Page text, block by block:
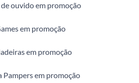
de ouvido em promoção
em promoção
em promoção
Pampers em promoção